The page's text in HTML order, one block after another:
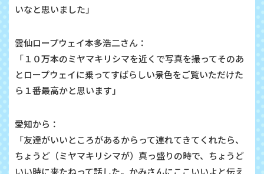
いなと思いました」
雲仙ロープウェイ本多浩二さん：
「１０万本のミヤマキリシマを近くで写真を撮ってそのあ
とロープウェイに乗ってすばらしい景色をご覧いただけた
ら１番最高かと思います」
愛知から：
「友達がいいところがあるからって連れてきてくれたら、
ちょうど（ミヤマキリシマが）真っ盛りの時で、ちょうど
いい時に来たねって話した。かみさんにここいいよと伝え